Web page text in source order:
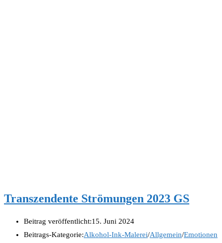
Transzendente Strömungen 2023 GS
Beitrag veröffentlicht:15. Juni 2024
Beitrags-Kategorie:Alkohol-Ink-Malerei/Allgemein/Emotionen